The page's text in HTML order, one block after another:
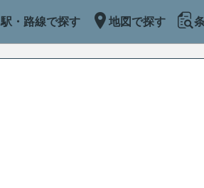
駅・路線で探す 地図で探す